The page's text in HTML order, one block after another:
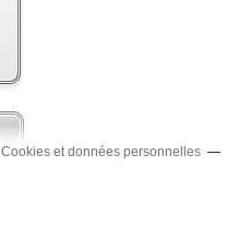
Cookies et données personnelles